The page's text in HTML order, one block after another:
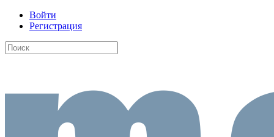
Войти
Регистрация